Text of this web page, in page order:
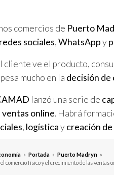
comercios de Puerto
redes sociales,WhatsAppy
cliente ve el producto,
mucho en la decisión de
lanzó una serie de
ventas online. Habrá
, logísticaycreación
» Portada » Puerto Madryn »
comercio físico y el crecimiento de las ventas